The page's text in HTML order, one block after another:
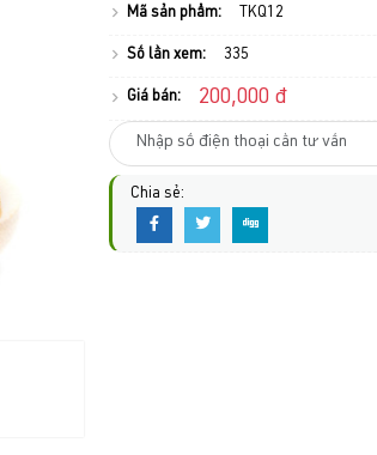
Mã sản phẩm: TKQ12
Số lần xem: 335
Giá bán: 200,000 đ
Chia sẻ: